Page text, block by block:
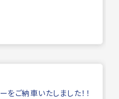
ご納車いたしました！！